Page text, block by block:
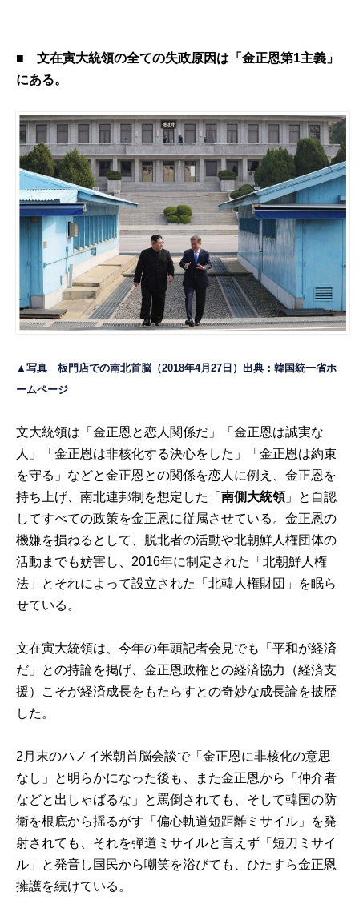
■文在寅大統領の全ての失政原因は「金正恩第1主義」
にある。
▲写真 板門店での南北首脳（2018年4月27日）出典：韓国統一省ホ
ームページ
文大統領は「金正恩と恋人関係だ」「金正恩は誠実な
人」「金正恩は非核化する決心をした」「金正恩は約束
を守る」などと金正恩との関係を恋人に例え、金正恩を
持ち上げ、南北連邦制を想定した「南側大統領」と自認
してすべての政策を金正恩に従属させている。金正恩の
機嫌を損ねるとして、脱北者の活動や北朝鮮人権団体の
活動までも妨害し、2016年に制定された「北朝鮮人権
法」とそれによって設立された「北韓人権財団」を眠ら
せている。
文在寅大統領は、今年の年頭記者会見でも「平和が経済
だ」との持論を掲げ、金正恩政権との経済協力（経済支
援）こそが経済成長をもたらすとの奇妙な成長論を披歴
した。
2月末のハノイ米朝首脳会談で「金正恩に非核化の意思
なし」と明らかになった後も、また金正恩から「仲介者
などと出しゃばるな」と罵倒されても、そして韓国の防
衛を根底から揺るがす「偏心軌道短距離ミサイル」を発
射されても、それを弾道ミサイルと言えず「短刀ミサイ
ル」と発音し国民から嘲笑を浴びても、ひたすら金正恩
擁護を続けている。